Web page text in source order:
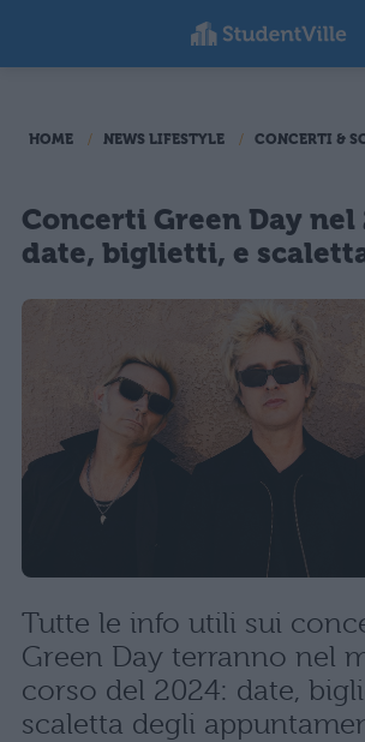
HOME NEWS LIFESTYLE CONCERTI &
Concerti Green Day nel
date, biglietti, e
Tutte le info utili sui
Green Day terranno nel
corso del 2024: date,
scaletta degli